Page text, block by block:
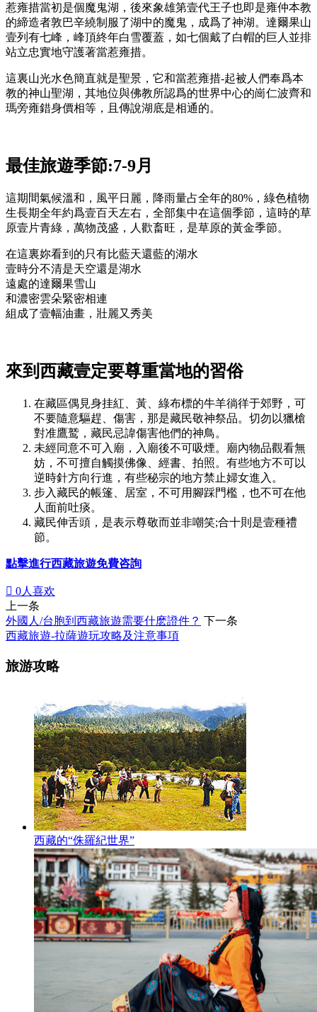
惹雍措當初是個魔鬼湖，後來象雄第壹代王子也即是雍仲本教
的締造者敦巴辛繞制服了湖中的魔鬼，成爲了神湖。達爾果山
壹列有七峰，峰頂終年白雪覆蓋，如七個戴了白帽的巨人並排
站立忠實地守護著當惹雍措。
這裏山光水色簡直就是聖景，它和當惹雍措-起被人們奉爲本
教的神山聖湖，其地位與佛教所認爲的世界中心的崗仁波齊和
瑪旁雍錯身價相等，且傳說湖底是相通的。
最佳旅遊季節:7-9月
這期間氣候溫和，風平日麗，降雨量占全年的80%，綠色植物
生長期全年約爲壹百天左右，全部集中在這個季節，這時的草
原壹片青綠，萬物茂盛，人歡畜旺，是草原的黃金季節。
在這裏妳看到的只有比藍天還藍的湖水
壹時分不清是天空還是湖水
遠處的達爾果雪山
和濃密雲朵緊密相連
組成了壹幅油畫，壯麗又秀美
來到西藏壹定要尊重當地的習俗
在藏區偶見身挂紅、黃、綠布標的牛羊徜徉于郊野，可
不要隨意驅趕、傷害，那是藏民敬神祭品。切勿以獵槍
對准鷹鹫，藏民忌諱傷害他們的神鳥。
未經同意不可入廟，入廟後不可吸煙。廟內物品觀看無
妨，不可擅自觸摸佛像、經書、拍照。有些地方不可以
逆時針方向行進，有些秘宗的地方禁止婦女進入。
步入藏民的帳篷、居室，不可用腳踩門檻，也不可在他
人面前吐痰。
藏民伸舌頭，是表示尊敬而並非嘲笑;合十則是壹種禮
節。
點擊進行西藏旅遊免費咨詢
 0人喜欢
上一条
外國人/台胞到西藏旅遊需要什麽證件？ 下一条
西藏旅遊-拉薩遊玩攻略及注意事項
旅游攻略
西藏的“侏羅紀世界”